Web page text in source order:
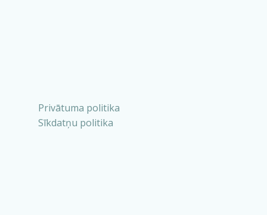
Privātuma politika
Sīkdatņu politika